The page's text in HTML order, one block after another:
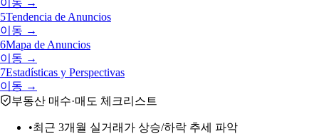
이동 →
5Tendencia de Anuncios
이동 →
6Mapa de Anuncios
이동 →
7Estadísticas y Perspectivas
이동 →
부동산 매수·매도 체크리스트
•최근 3개월 실거래가 상승/하락 추세 파악